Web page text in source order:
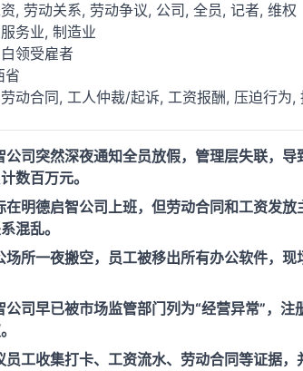
, 劳动关系, 劳动争议, 公司, 全员, 记者, 维权
服务业, 制造业
白领受雇者
省
劳动合同, 工人仲裁/起诉, 工资报酬, 压迫行为,
公司突然深夜通知全员放假，管理层失联，
数百万元。
在明德启智公司上班，但劳动合同和工资发
混乱。
场所一夜搬空，员工被移出所有办公软件，
公司早已被市场监管部门列为“经营异常”，
员工收集打卡、工资流水、劳动合同等证据